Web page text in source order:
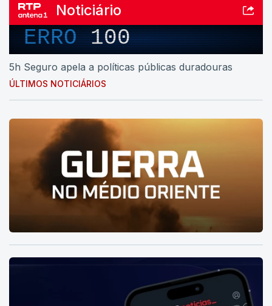
Noticiário
ERRO100
5h Seguro apela a políticas públicas duradouras
ÚLTIMOS NOTICIÁRIOS